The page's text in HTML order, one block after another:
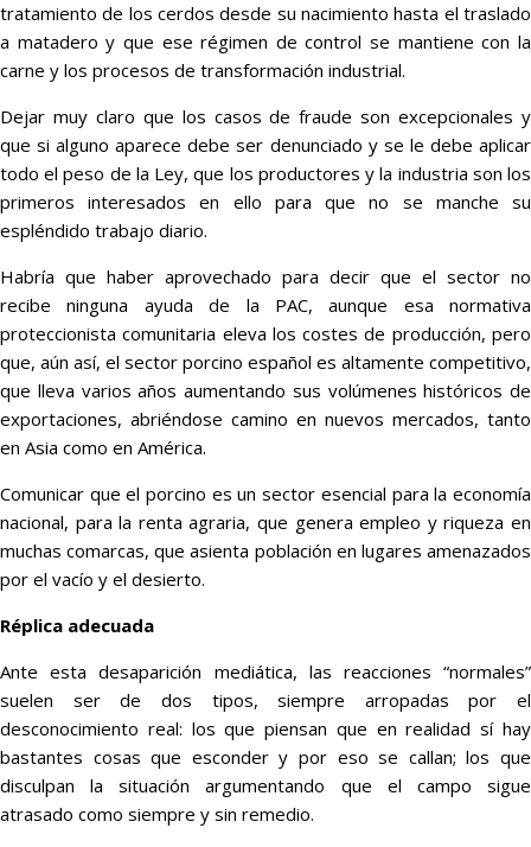
tratamiento de los cerdos desde su nacimiento hasta el traslado
a matadero y que ese régimen de control se mantiene con la
carne y los procesos de transformación industrial.
Dejar muy claro que los casos de fraude son excepcionales y
que si alguno aparece debe ser denunciado y se le debe aplicar
todo el peso de la Ley, que los productores y la industria son los
primeros interesados en ello para que no se manche su
espléndido trabajo diario.
Habría que haber aprovechado para decir que el sector no
recibe ninguna ayuda de la PAC, aunque esa normativa
proteccionista comunitaria eleva los costes de producción, pero
que, aún así, el sector porcino español es altamente competitivo,
que lleva varios años aumentando sus volúmenes históricos de
exportaciones, abriéndose camino en nuevos mercados, tanto
en Asia como en América.
Comunicar que el porcino es un sector esencial para la economía
nacional, para la renta agraria, que genera empleo y riqueza en
muchas comarcas, que asienta población en lugares amenazados
por el vacío y el desierto.
Réplica adecuada
Ante esta desaparición mediática, las reacciones “normales”
suelen ser de dos tipos, siempre arropadas por el
desconocimiento real: los que piensan que en realidad sí hay
bastantes cosas que esconder y por eso se callan; los que
disculpan la situación argumentando que el campo sigue
atrasado como siempre y sin remedio.